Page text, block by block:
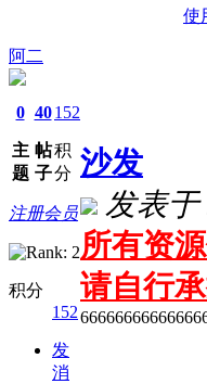
使
阿二
0
主
题
40
帖
子
152
积
分
注册会员
积分
152
发
消
沙发
发表于
所有资
请自行